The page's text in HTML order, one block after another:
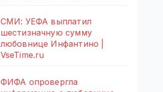
СМИ: УЕФА выплатил
шестизначную сумму
любовнице Инфантино |
VseTime.ru
ФИФА опровергла